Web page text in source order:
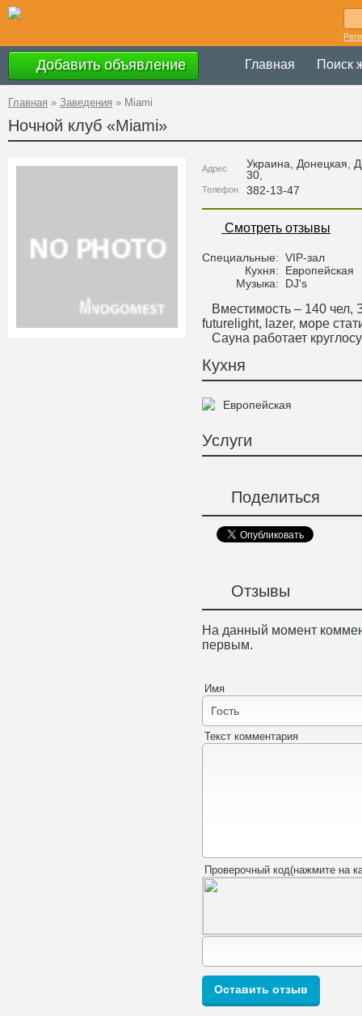
Добавить объявление Главная Поиск
Главная » Заведения » Miami
Ночной клуб «Miami»
Адрес Украина Донецкая ,
30
Телефон 382-13-47
Смотреть отзывы
Специальные: VIP-зал
Кухня:
Европейская
Музыка:
DJ's
Вместимость – 140 чел,
futurelight, lazer, море
Сауна работает
Кухня
Европейская
Услуги
Поделиться
Отзывы
На данный момент
первым.
Имя
Текст комментария
Проверочный код(нажмите на